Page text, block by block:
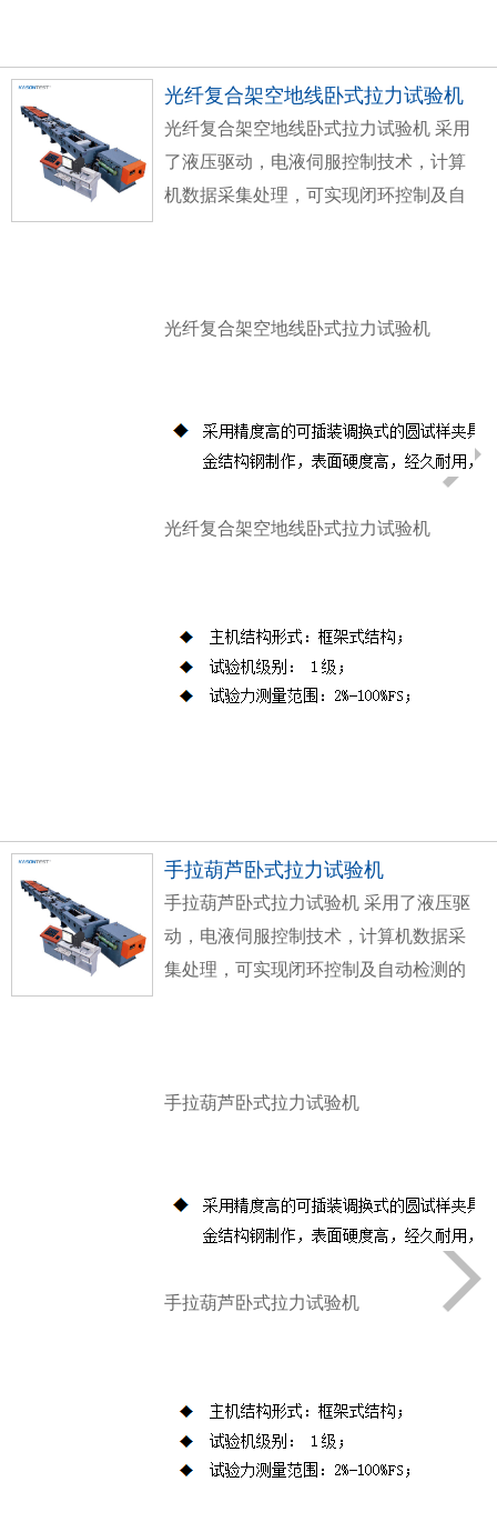
光纤复合架空地线卧式拉力试验机
光纤复合架空地线卧式拉力试验机采用
了液压驱动，电液伺服控制技术，计算
机数据采集处理，可实现闭环控制及自
试验机准确度等级为1级。
光纤复合架空地线卧式拉力试验机
光纤复合架空地线卧式拉力试验机
手拉葫芦卧式拉力试验机
手拉葫芦卧式拉力试验机 采用了液压驱
动，电液伺服控制技术，计算机数据采
集处理，可实现闭环控制及自动检测的
确度等级为1级。
手拉葫芦卧式拉力试验机
手拉葫芦卧式拉力试验机